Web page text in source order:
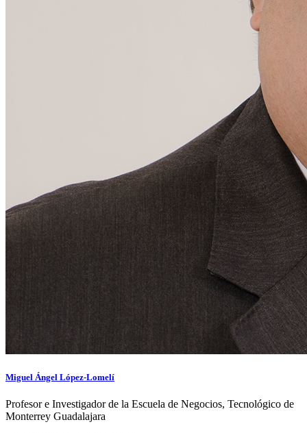
Miguel Ángel López-Lomelí
Profesor e Investigador de la Escuela de Negocios, Tecnológico de
Monterrey Guadalajara